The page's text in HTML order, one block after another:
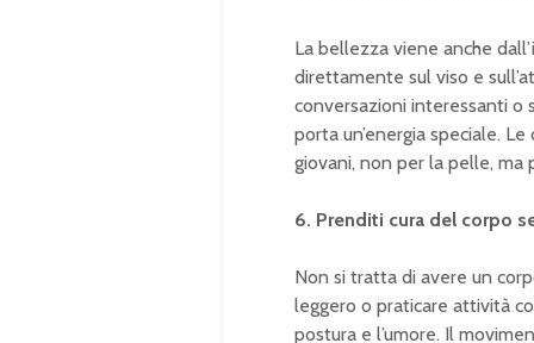
La bellezza viene anche
direttamente sul viso e
conversazioni interessanti
porta un’energia speciale.
giovani, non per la pelle, ma
6. Prenditi cura del corpo
Non si tratta di avere un
leggero o praticare attività
postura e l’umore. Il